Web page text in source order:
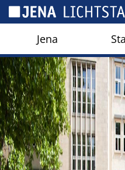
Jena
Cookies beheer paneel